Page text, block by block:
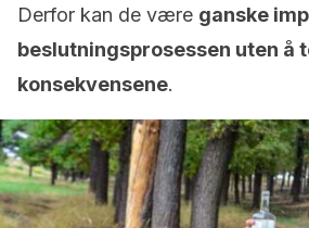
Derfor kan de være ganske
beslutningsprosessen uten å
konsekvensene.